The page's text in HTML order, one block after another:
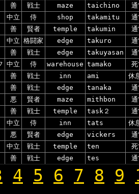
善 戦士 maze taichino
中立 侍 shop takamitu
善 賢者 temple takumin
中立 格闘家 edge takuro
善 戦士 edge takuyasan
中立 侍 warehouse tamako
善 戦士 inn ami
休
善 戦士 edge tanaka
悪 賢者 maze mithbon
善 戦士 temple task２
中立 侍 inn tats
休
悪 賢者 edge vickers
中立 戦士 temple ten
善 戦士 edge tes
4 5 6 7 8 9